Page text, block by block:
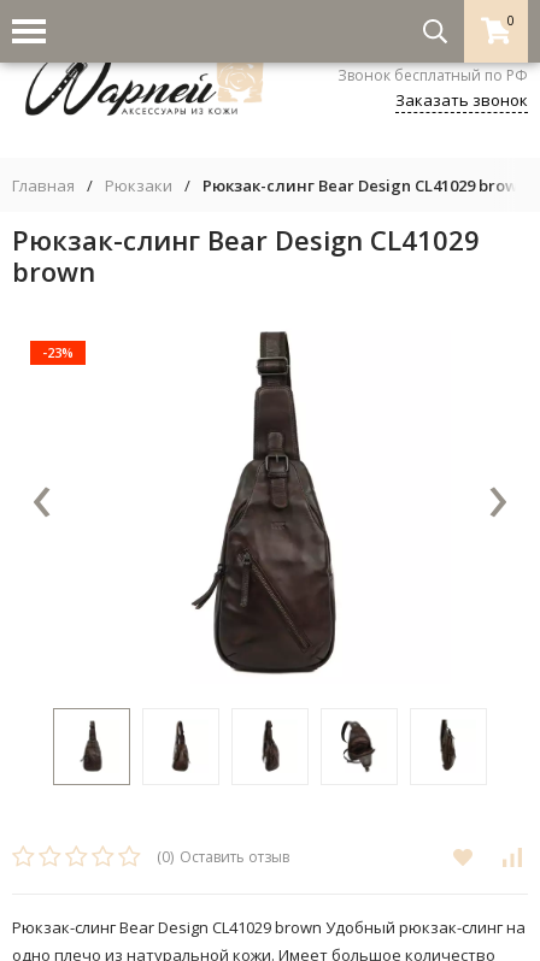
0
8-800-333-5530
Звонок бесплатный по РФ
Заказать звонок
Главная / Рюкзаки / Рюкзак-слинг Bear Design CL41029 brown
Рюкзак-слинг Bear Design CL41029
brown
-23%
‹ ›
(0) Оставить отзыв
Рюкзак-слинг Bear Design CL41029 brown Удобный рюкзак-слинг на
одно плечо из натуральной кожи. Имеет большое количество